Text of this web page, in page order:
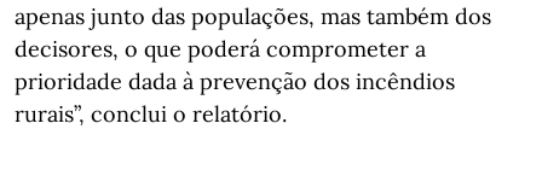
apenas junto das populações, mas também dos
decisores, o que poderá comprometer a
prioridade dada à prevenção dos incêndios
rurais”, conclui o relatório.